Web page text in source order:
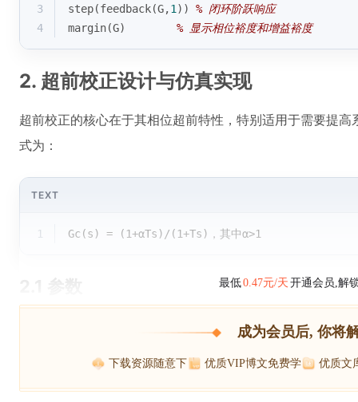
3
step(feedback(G,1 )) % 闭环阶跃响应
4
margin(G) % 显示相位裕度和增益裕度
2. 超前校正设计与仿真实现
超前校正的核心在于其相位超前特性，特别适用于需要提
式为：
TEXT
1 Gc(s) = (1+αTs)/(1+Ts)，其中α>1
最低0.47元/天 开通会员,解
成为会员后, 你将
下载资源随意下 优质VIP博文免费学 优质文